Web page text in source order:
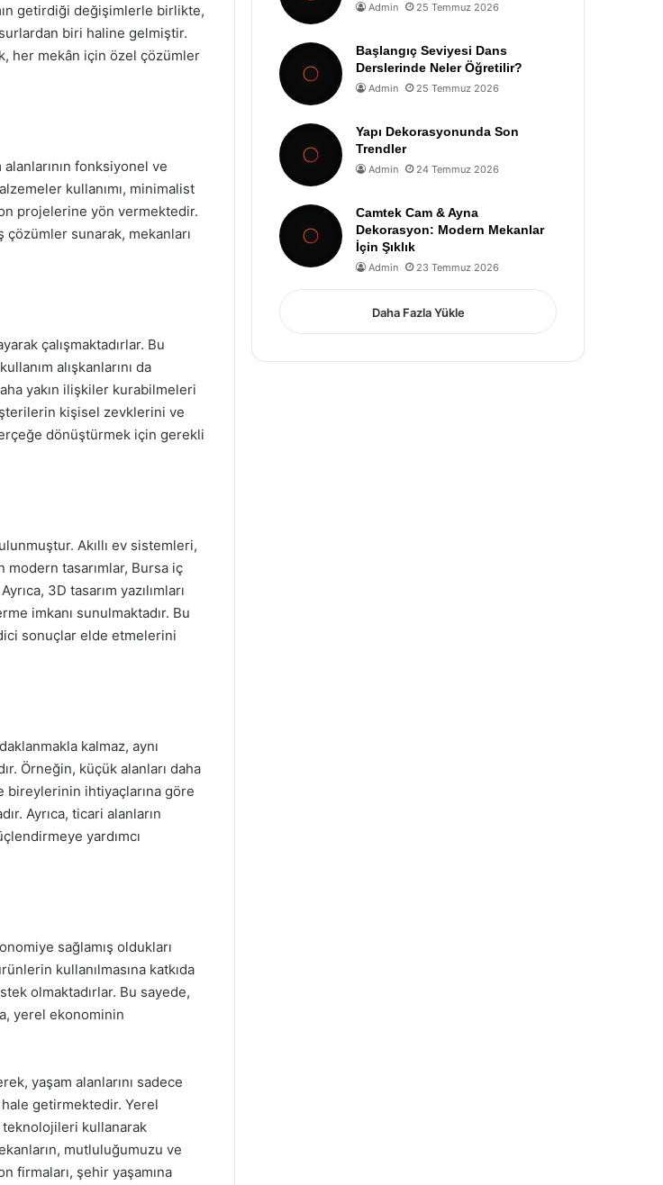
getirdiği değişimlerle birlikte,
biri haline gelmiştir.
her mekân için özel çözümler
fonksiyonel ve
kullanımı, minimalist
projelerine yön vermektedir.
sunarak, mekanları
çalışmaktadırlar. Bu
alışkanlarını da
yakın ilişkiler kurabilmeleri
kişisel zevklerini ve
dönüştürmek için gerekli
Akıllı ev sistemleri,
tasarımlar, Bursa iç
3D tasarım yazılımları
imkanı sunulmaktadır. Bu
sonuçlar elde etmelerini
kalmaz, aynı
Örneğin, küçük alanları daha
bireylerinin ihtiyaçlarına göre
Ayrıca, ticari alanların
yardımcı
sağlamış oldukları
kullanılmasına katkıda
olmaktadırlar. Bu sayede,
yerel ekonominin
yaşam alanlarını sadece
hale getirmektedir. Yerel
kullanarak
mutluluğumuzu ve
firmaları, şehir yaşamına
Admin 25 Temmuz 2026
Başlangıç Seviyesi Dans
Derslerinde Neler Öğretilir?
Admin 25 Temmuz 2026
Yapı Dekorasyonunda Son
Trendler
Admin 24 Temmuz 2026
Camtek Cam & Ayna
Dekorasyon: Modern Mekanlar
İçin Şıklık
Admin 23 Temmuz 2026
Daha Fazla Yükle